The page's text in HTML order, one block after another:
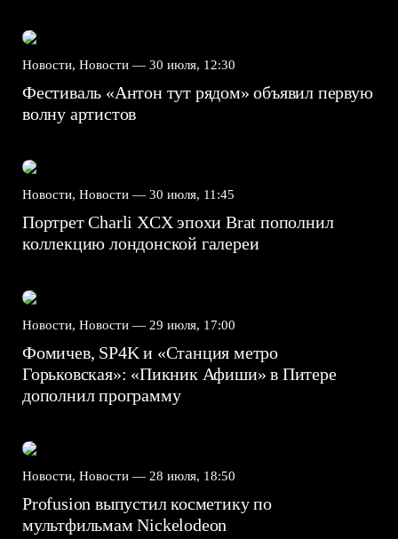
Новости, Новости — 30 июля, 12:30
Фестиваль «Антон тут рядом» объявил первую
волну артистов
Новости, Новости — 30 июля, 11:45
Портрет Charli XCX эпохи Brat пополнил
коллекцию лондонской галереи
Новости, Новости — 29 июля, 17:00
Фомичев, SP4K и «Станция метро
Горьковская»: «Пикник Афиши» в Питере
дополнил программу
Новости, Новости — 28 июля, 18:50
Profusion выпустил косметику по
мультфильмам Nickelodeon